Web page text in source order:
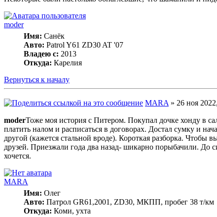
moder
Имя: Санёк
Авто: Patrol Y61 ZD30 AT '07
Владею с: 2013
Откуда: Карелия
Вернуться к началу
MARA » 26 ноя
moderТоже моя история с Питером. Покупал дочке хонду в
платить налом и расписаться в договорах. Достал сумку и
другой (кажется стальной вроде). Короткая разборка.
друзей. Приезжали года два назад- шикарно порыбачили. До
хочется.
MARA
Имя: Олег
Авто: Патрол GR61,2001, ZD30, МКПП, пробег 38 т/км
Откуда: Коми, ухта